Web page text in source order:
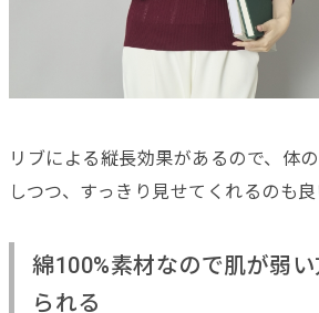
リブによる縦長効果があるので、体
しつつ、すっきり見せてくれるのも良
綿100%素材なので肌が弱
られる